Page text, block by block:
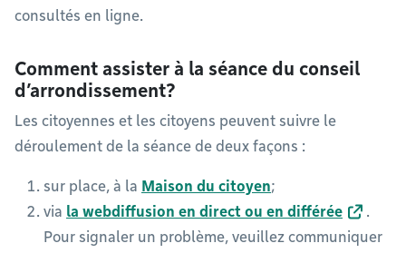
consultés en ligne.
Comment assister à la séance du conseil
d’arrondissement?
Les citoyennes et les citoyens peuvent suivre le
déroulement de la séance de deux façons :
sur place, à la Maison du citoyen;
via la webdiffusion en direct ou en différée
.
Pour signaler un problème, veuillez communiquer